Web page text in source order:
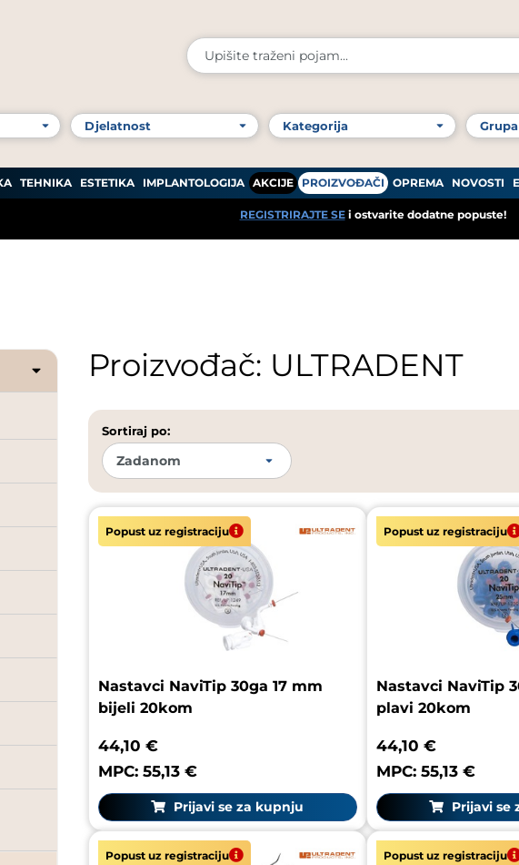
TEHNIKA ESTETIKA IMPLANTOLOGIJA AKCIJE PROIZVOĐAČI OPREMA NOVOSTI
REGISTRIRAJTE SEi ostvarite dodatne popuste!
Proizvođač: ULTRADENT
Sortiraj po:
Popust uz registraciju
Nastavci NaviTip 30ga 17 mm
bijeli 20kom
44,10 €
MPC: 55,13 €
Prijavi se za kupnju
Popust uz registraciju
Nastavci NaviTip
plavi 20kom
44,10 €
MPC: 55,13 €
Prijavi se
Popust uz registraciju Popust uz registraciju